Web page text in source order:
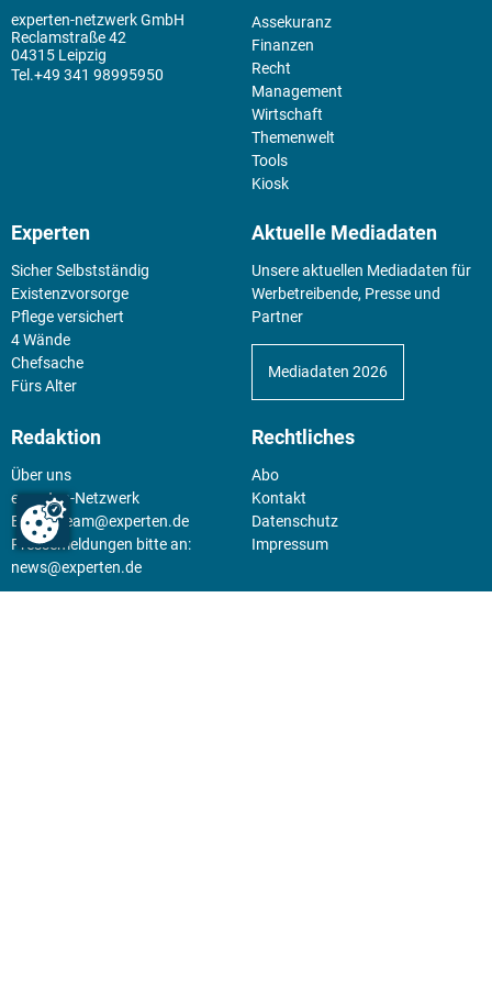
experten-netzwerk GmbH
Reclamstraße 42
04315 Leipzig
+49 341 98995950
Assekuranz
Finanzen
Recht
Management
Wirtschaft
Themenwelt
Tools
Kiosk
Experten
Sicher Selbstständig
Existenz­vorsorge
Pflege versichert
4 Wände
Chefsache
Fürs Alter
Aktuelle Mediadaten
Unsere aktuellen Mediadaten für
Werbetreibende, Presse und
Partner
Mediadaten 2026
Redaktion
Über uns
experten-Netzwerk
E-Mail:team@experten.de
Pressemeldungen bitte an:
news@experten.de
Rechtliches
Abo
Kontakt
Datenschutz
Impressum